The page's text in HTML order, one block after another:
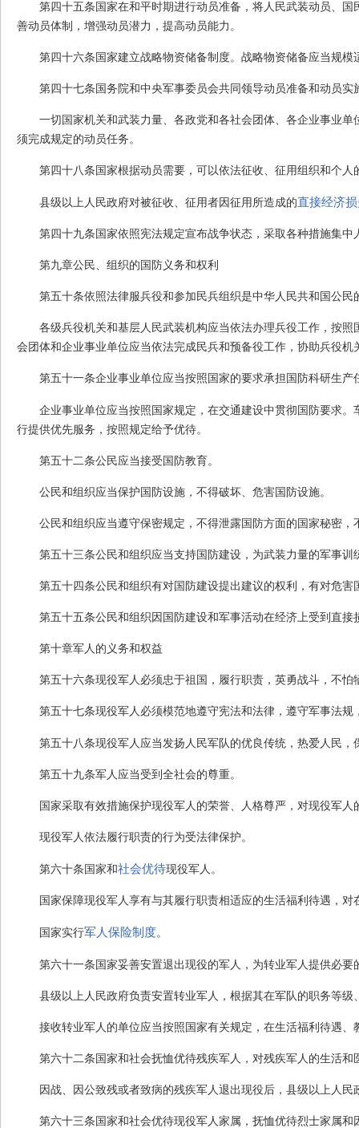
第四十五条 国家在和平时期进行动员准备，将人民武装动员、
善动员体制，增强动员潜力，提高动员能力。
第四十六条 国家建立战略物资储备制度。战略物资储备应当规
第四十七条 国务院和中央军事委员会共同领导动员准备和动员实
一切国家机关和武装力量、各政党和各社会团体、各企业事业
须完成规定的动员任务。
第四十八条 国家根据动员需要，可以依法征收、征用组织和个
县级以上人民政府对被征收、征用者因征用所造成的直接经济
第四十九条 国家依照宪法规定宣布战争状态，采取各种措施集
第九章公民、组织的国防义务和权利
第五十条依照法律服兵役和参加民兵组织是中华人民共和国公民
各级兵役机关和基层人民武装机构应当依法办理兵役工作，按
会团体和企业事业单位应当依法完成民兵和预备役工作，协助兵役机
第五十一条企业事业单位应当按照国家的要求承担国防科研生
企业事业单位应当按照国家规定，在交通建设中贯彻国防要求
行提供优先服务，按照规定给予优待。
第五十二条公民应当接受国防教育。
公民和组织应当保护国防设施，不得破坏、危害国防设施。
公民和组织应当遵守保密规定，不得泄露国防方面的国家秘密
第五十三条公民和组织应当支持国防建设，为武装力量的军事
第五十四条公民和组织有对国防建设提出建议的权利，有对危
第五十五条公民和组织因国防建设和军事活动在经济上受到直
第十章军人的义务和权益
第五十六条现役军人必须忠于祖国，履行职责，英勇战斗，不
第五十七条现役军人必须模范地遵守宪法和法律，遵守军事法规
第五十八条现役军人应当发扬人民军队的优良传统，热爱人民
第五十九条军人应当受到全社会的尊重。
国家采取有效措施保护现役军人的荣誉、人格尊严，对现役军人
现役军人依法履行职责的行为受法律保护。
第六十条 国家和社会优待现役军人。
国家保障现役军人享有与其履行职责相适应的生活福利待遇，
国家实行军人保险制度。
第六十一条 国家妥善安置退出现役的军人，为转业军人提供必
县级以上人民政府负责安置转业军人，根据其在军队的职务等级
接收转业军人的单位应当按照国家有关规定，在生活福利待遇、
第六十二条 国家和社会抚恤优待残疾军人，对残疾军人的生活和
因战、因公致残或者致病的残疾军人退出现役后，县级以上人
第六十三条 国家和社会优待现役军人家属，抚恤优待烈士家属